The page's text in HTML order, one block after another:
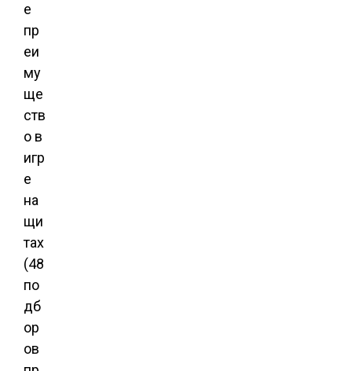
е
пр
еи
му
ще
ств
о в
игр
е
на
щи
тах
(48
по
дб
ор
ов